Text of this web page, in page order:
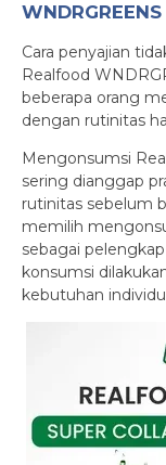
WNDRGREENS
Cara penyajian
Realfood
beberapa orang
dengan rutinitas
Mengonsumsi
sering dianggap
rutinitas sebelum
memilih
sebagai
konsumsi
kebutuhan